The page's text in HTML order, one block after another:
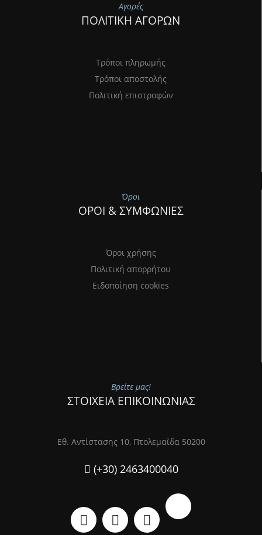
Αγορές
ΠΟΛΙΤΙΚΗ ΑΓΟΡΩΝ
Τρόποι πληρωμής
Τρόποι αποστολής
Πολιτική επιστροφών
Όροι
ΟΡΟΙ & ΣΥΜΦΩΝΙΕΣ
Όροι χρήσης
Πολιτική απορρήτου
Ειδοποίηση cookies
Βρείτε μας!
ΣΤΟΙΧΕΙΑ ΕΠΙΚΟΙΝΩΝΙΑΣ
Εθ. Αντίστασης 10, Πτολεμαΐδα 50200
(+30) 2463400040